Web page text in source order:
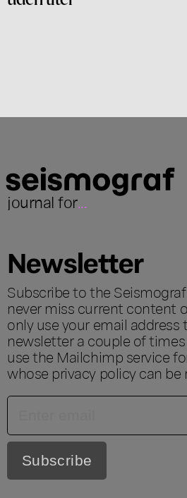
journal for...
Newsletter
Subscribe to the
never miss current content
only use your email address
newsletter a couple of
use the Mailchimp service
whose privacy policy can be